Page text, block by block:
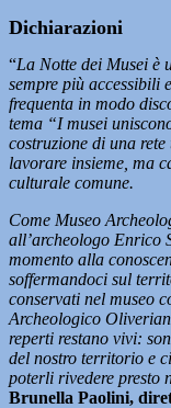
Dichiarazioni
“La Notte dei Musei è
sempre più accessibili
frequenta in modo
tema “I musei
costruzione di una
lavorare insieme, ma
culturale comune.
Come Museo
all’archeologo Enrico
momento alla
soffermandoci sul
conservati nel museo
Archeologico
reperti restano vivi:
del nostro territorio e
poterli rivedere presto
Brunella Paolini,